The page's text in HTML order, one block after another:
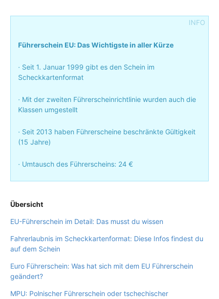
Führerschein EU: Das Wichtigste in aller Kürze
· Seit 1. Januar 1999 gibt es den Schein im
Scheckkartenformat
· Mit der zweiten Führerscheinrichtlinie wurden auch die
Klassen umgestellt
· Seit 2013 haben Führerscheine beschränkte Gültigkeit
(15 Jahre)
· Umtausch des Führerscheins: 24 €
Übersicht
EU-Führerschein im Detail: Das musst du wissen
Fahrerlaubnis im Scheckkartenformat: Diese Infos findest du
auf dem Schein
Euro Führerschein: Was hat sich mit dem EU Führerschein
geändert?
MPU: Polnischer Führerschein oder tschechischer